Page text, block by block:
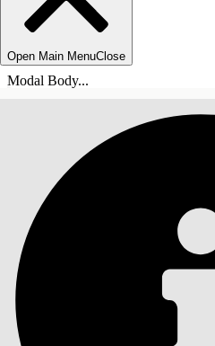
Open Main MenuClose
Modal Body...
INHALT